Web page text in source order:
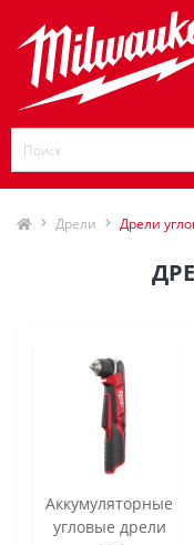
Дрели Дрели
Аккумуляторные
угловые дрели